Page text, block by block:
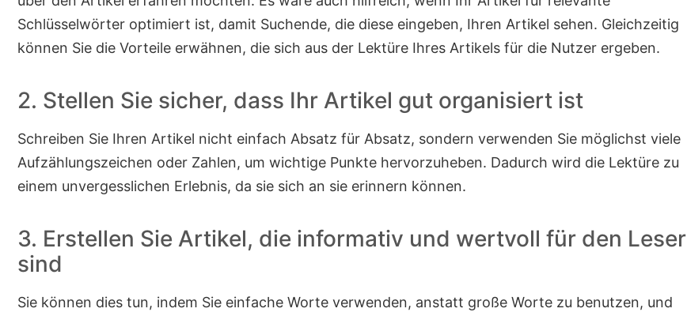
Schlüsselwörter optimiert ist, damit Suchende, die diese eingeben, Ihren Artikel sehen. Gleichzeitig
können Sie die Vorteile erwähnen, die sich aus der Lektüre Ihres Artikels für die Nutzer ergeben.
2. Stellen Sie sicher, dass Ihr Artikel gut organisiert ist
Schreiben Sie Ihren Artikel nicht einfach Absatz für Absatz, sondern verwenden Sie möglichst viele
Aufzählungszeichen oder Zahlen, um wichtige Punkte hervorzuheben. Dadurch wird die Lektüre zu
einem unvergesslichen Erlebnis, da sie sich an sie erinnern können.
3. Erstellen Sie Artikel, die informativ und wertvoll für den Leser
sind
Sie können dies tun, indem Sie einfache Worte verwenden, anstatt große Worte zu benutzen, und